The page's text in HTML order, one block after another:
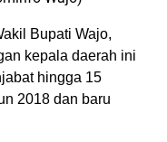
Bupati Wajo,
kepala daerah ini
hingga 15
2018 dan baru